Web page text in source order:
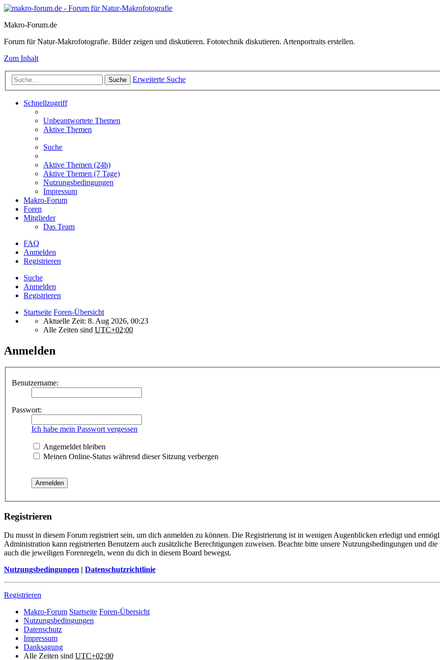
Makro-Forum.de
Forum für Natur-Makrofotografie. Bilder zeigen und diskutieren. Fototechnik diskutieren. Artenportraits erstellen.
Zum Inhalt
Suche Erweiterte Suche
Schnellzugriff
Unbeantwortete Themen
Aktive Themen
Suche
Aktive Themen (24h)
Aktive Themen (7 Tage)
Nutzungsbedingungen
Impressum
Makro-Forum
Foren
Mitglieder
Das Team
FAQ
Anmelden
Registrieren
Suche
Anmelden
Registrieren
Startseite Foren-Übersicht
Aktuelle Zeit: 8. Aug 2026, 00:23
Alle Zeiten sind UTC+02:00
Anmelden
Benutzername:
Passwort:
Ich habe mein Passwort vergessen
Angemeldet bleiben
Meinen Online-Status während dieser Sitzung verbergen
Registrieren
Du musst in diesem Forum registriert sein, um dich anmelden zu können. Die Registrierung ist in wenigen Augenblicken erledigt und
Administration kann registrierten Benutzern auch zusätzliche Berechtigungen zuweisen. Beachte bitte unsere Nutzungsbedingungen und
auch die jeweiligen Forenregeln, wenn du dich in diesem Board bewegst.
Nutzungsbedingungen | Datenschutzrichtlinie
Registrieren
Makro-Forum Startseite Foren-Übersicht
Nutzungsbedingungen
Datenschutz
Impressum
Danksagung
Alle Zeiten sind UTC+02:00